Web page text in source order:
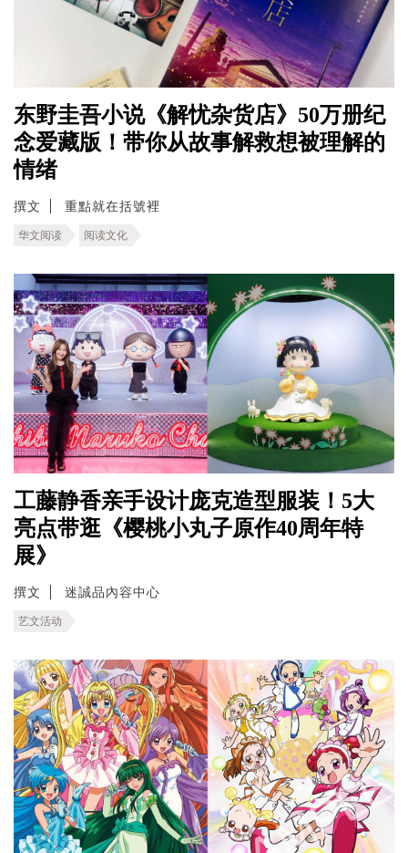
东野圭吾小说《解忧杂货店》50万册纪
念爱藏版！带你从故事解救想被理解的
情绪
撰文 重點就在括號裡
华文阅读 阅读文化
工藤静香亲手设计庞克造型服装！5大
亮点带逛《樱桃小丸子原作40周年特
展》
撰文 迷誠品內容中心
艺文活动